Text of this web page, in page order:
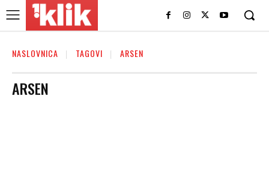
NASLOVNICA TAGOVI ARSEN
ARSEN